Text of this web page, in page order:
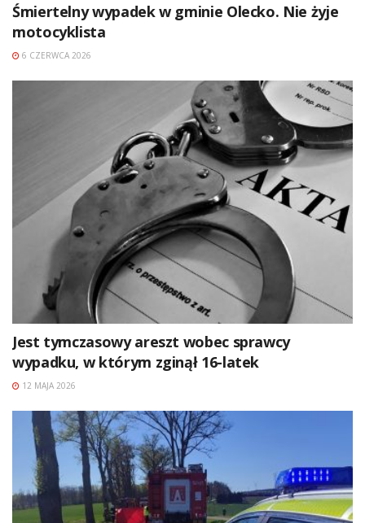
Śmiertelny wypadek w gminie Olecko. Nie żyje
motocyklista
6 CZERWCA 2026
Jest tymczasowy areszt wobec sprawcy
wypadku, w którym zginął 16-latek
12 MAJA 2026